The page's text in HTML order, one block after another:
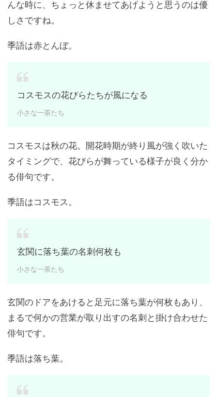
んな時に、ちょっと休ませてあげようと思うのは優
しさですね。
季語は赤とんぼ。
コスモスの花びらたちが風になる
小さな一茶たち
コスモスは秋の花。開花時期が終り風が強く吹いた
タイミングで、花びらが舞っている様子が良く分か
る俳句です。
季語はコスモス。
玄関に落ち葉の名刺何枚も
小さな一茶たち
玄関のドアをあけると足元に落ち葉が何枚もあり、
まるで何かの営業が取り出すの名刺と掛け合わせた
俳句です。
季語は落ち葉。